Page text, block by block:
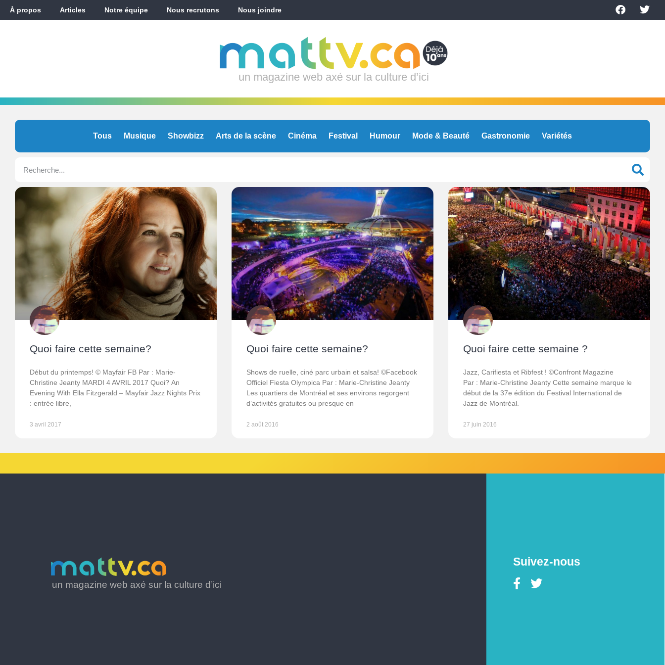
À propos Articles Notre équipe Nous recrutons Nous joindre
un magazine web axé sur la culture d’ici
Tous Musique Showbizz Arts de la scène Cinéma Festival Humour Mode & Beauté Gastronomie Variétés
Quoi faire cette semaine?
Début du printemps! © Mayfair FB Par : Marie-
Christine Jeanty MARDI 4 AVRIL 2017 Quoi? An
Evening With Ella Fitzgerald – Mayfair Jazz Nights Prix
: entrée libre,
3 avril 2017
Quoi faire cette semaine?
Shows de ruelle, ciné parc urbain et salsa! ©Facebook
Officiel Fiesta Olympica Par : Marie-Christine Jeanty
Les quartiers de Montréal et ses environs regorgent
d’activités gratuites ou presque en
2 août 2016
Quoi faire cette semaine ?
Jazz, Carifiesta et Ribfest ! ©Confront Magazine
Par : Marie-Christine Jeanty Cette semaine marque le
début de la 37e édition du Festival International de
Jazz de Montréal.
27 juin 2016
un magazine web axé sur la culture d’ici
Suivez-nous